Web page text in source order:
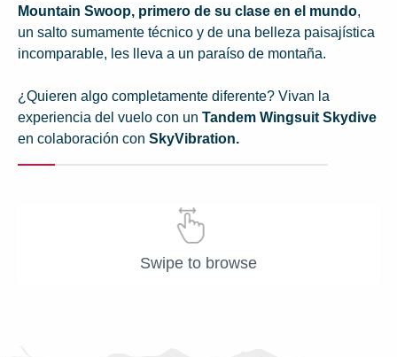
Mountain Swoop, primero de su clase en el mundo,
un salto sumamente técnico y de una belleza paisajística
incomparable, les lleva a un paraíso de montaña.
¿Quieren algo completamente diferente? Vivan la
experiencia del vuelo con un Tandem Wingsuit Skydive
en colaboración con SkyVibration.
Swipe to browse